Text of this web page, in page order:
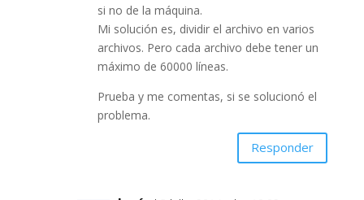
si no de la máquina.
Mi solución es, dividir el archivo en varios
archivos. Pero cada archivo debe tener un
máximo de 60000 líneas.
Prueba y me comentas, si se solucionó el
problema.
Responder